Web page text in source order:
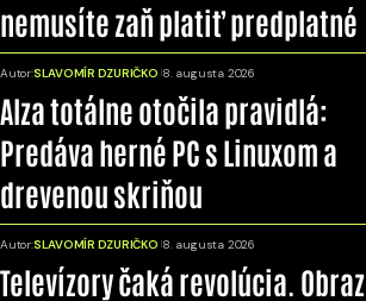
nemusíte zaň platiť predplatné
Autor:SLAVOMÍR DZURIČKO 8. augusta 2026
Alza totálne otočila pravidlá:
Predáva herné PC s Linuxom a
drevenou skriňou
Autor:SLAVOMÍR DZURIČKO 8. augusta 2026
Televízory čaká revolúcia. Obraz